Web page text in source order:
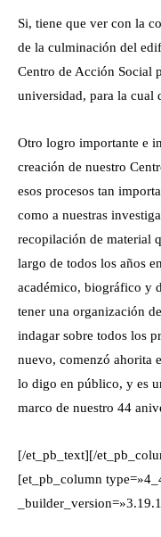
Si, tiene que ver con la
de la culminación del
Centro de Acción Social
universidad, para la cual
Otro logro importante e
creación de nuestro
esos procesos tan
como a nuestras
recopilación de material
largo de todos los años
académico, biográfico y
tener una organización
indagar sobre todos los
nuevo, comenzó ahorita
lo digo en público, y es
marco de nuestro 44
[/et_pb_text][/
[et_pb_column